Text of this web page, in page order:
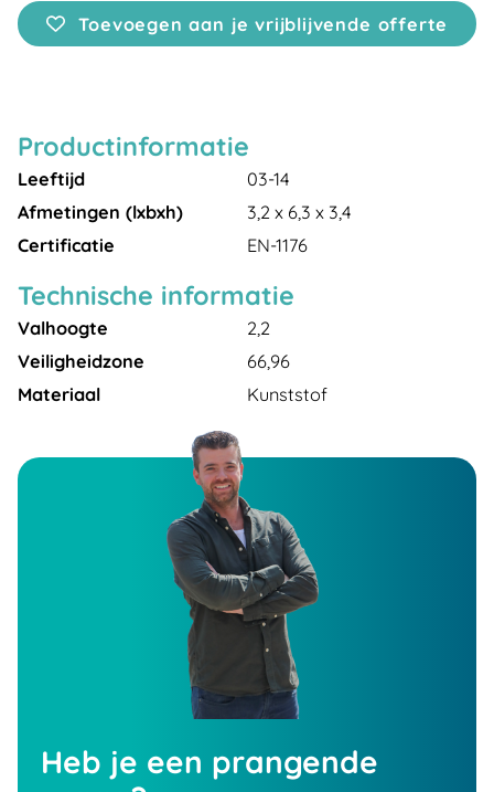
Toevoegen aan je vrijblijvende offerte
Productinformatie
Leeftijd
03-14
Afmetingen (lxbxh)
3,2 x 6,3 x 3,4
Certificatie
EN-1176
Technische informatie
Valhoogte
2,2
Veiligheidzone
66,96
Materiaal
Kunststof
Heb je een prangende